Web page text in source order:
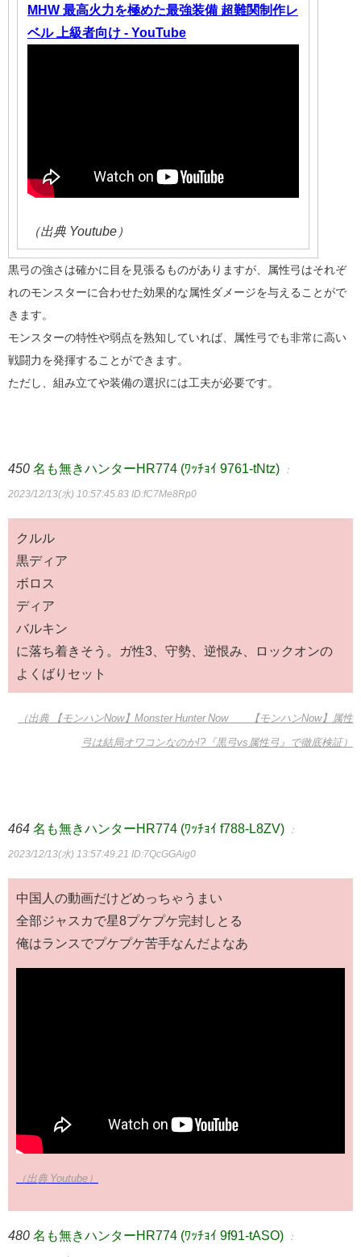
MHW 最高火力を極めた最強装備 超難関制作レ
ベル 上級者向け - YouTube
（出典 Youtube）
黒弓の強さは確かに目を見張るものがありますが、属性弓はそれぞ
れのモンスターに合わせた効果的な属性ダメージを与えることがで
きます。
モンスターの特性や弱点を熟知していれば、属性弓でも非常に高い
戦闘力を発揮することができます。
ただし、組み立てや装備の選択には工夫が必要です。
450 名も無きハンターHR774 (ﾜｯﾁｮｲ 9761-tNtz) ：
2023/12/13(水) 10:57:45.83 ID:fC7Me8Rp0
クルル
黒ディア
ボロス
ディア
バルキン
に落ち着きそう。ガ性3、守勢、逆恨み、ロックオンの
よくばりセット
（出典 【モンハンNow】Monster Hunter Now 【モンハンNow】属性
弓は結局オワコンなのか!?『黒弓vs属性弓』で徹底検証）
464 名も無きハンターHR774 (ﾜｯﾁｮｲ f788-L8ZV) ：
2023/12/13(水) 13:57:49.21 ID:7QcGGAig0
中国人の動画だけどめっちゃうまい
全部ジャスカで星8プケプケ完封しとる
俺はランスでプケプケ苦手なんだよなあ
（出典 Youtube）
480 名も無きハンターHR774 (ﾜｯﾁｮｲ 9f91-tASO) ：